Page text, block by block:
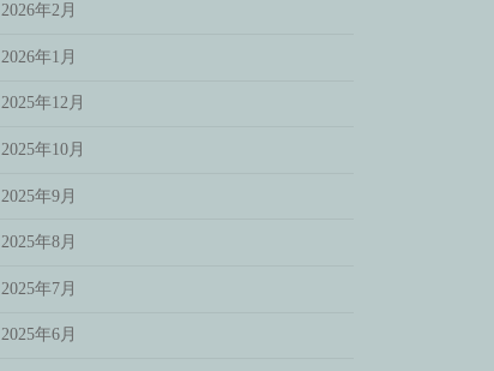
2026年2月
2026年1月
2025年12月
2025年10月
2025年9月
2025年8月
2025年7月
2025年6月